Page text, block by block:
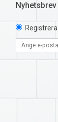
Nyhetsbrev
Registrera